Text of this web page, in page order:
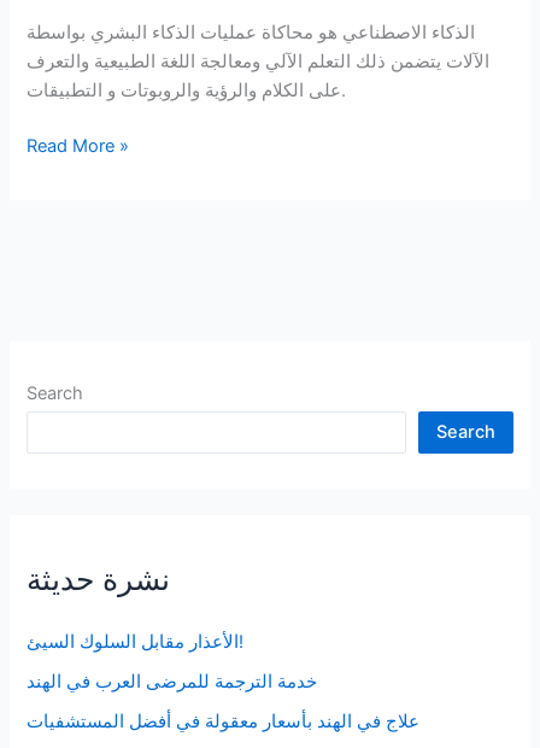
الذكاء الاصطناعي هو محاكاة عمليات الذكاء البشري بواسطة
الآلات يتضمن ذلك التعلم الآلي ومعالجة اللغة الطبيعية والتعرف
على الكلام والرؤية والروبوتات و التطبيقات.
أهمية
Read More »
Search
Search
نشرة حديثة
الأعذار مقابل السلوك السيئ!
خدمة الترجمة للمرضى العرب في الهند
علاج في الهند بأسعار معقولة في أفضل المستشفيات